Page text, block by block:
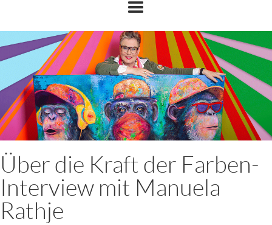
Über die Kraft der Farben-
Interview mit Manuela
Rathje